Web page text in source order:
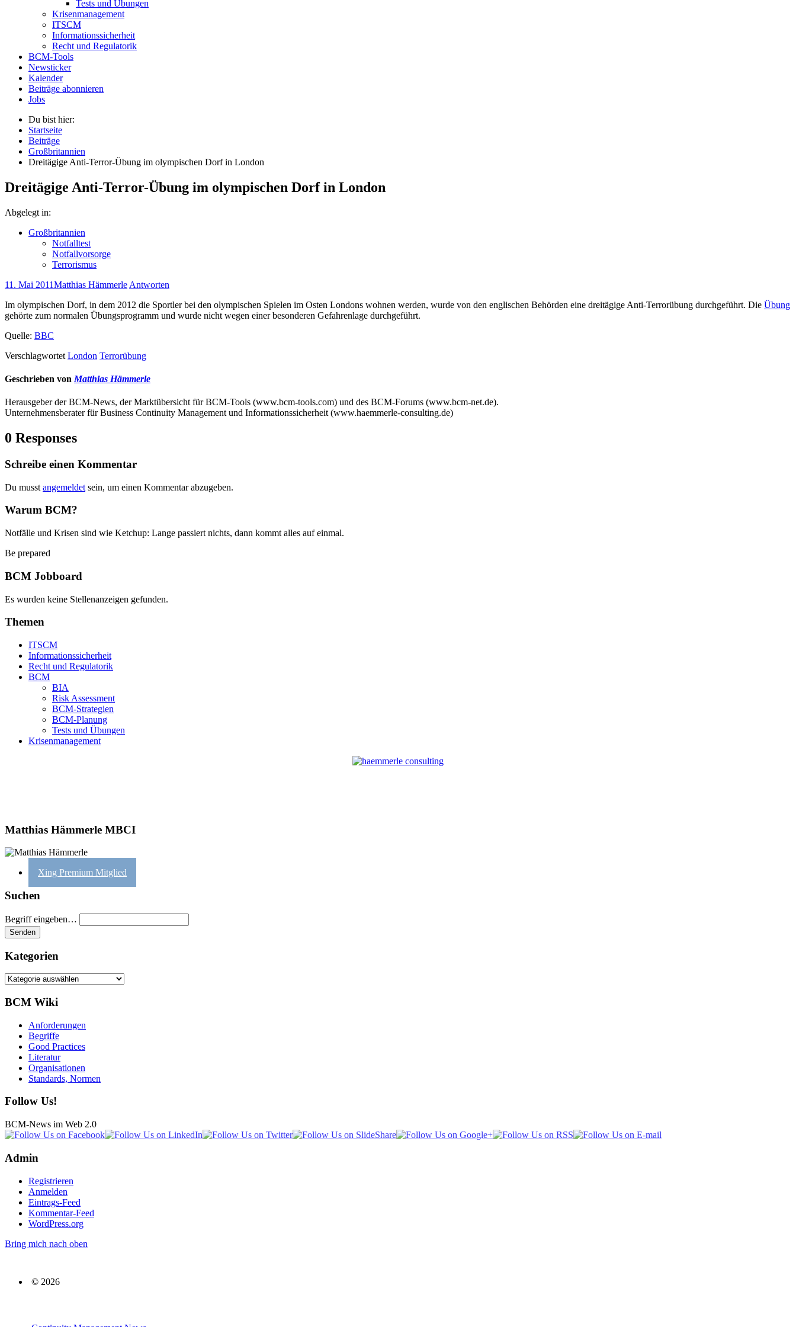
Tests und Übungen
Krisenmanagement
ITSCM
Informationssicherheit
Recht und Regulatorik
BCM-Tools
Newsticker
Kalender
Beiträge abonnieren
Jobs
Du bist hier:
Startseite
Beiträge
Großbritannien
Dreitägige Anti-Terror-Übung im olympischen Dorf in London
Dreitägige Anti-Terror-Übung im olympischen Dorf in London
Abgelegt in:
Großbritannien
Notfalltest
Notfallvorsorge
Terrorismus
11. Mai 2011Matthias Hämmerle Antworten
Im olympischen Dorf, in dem 2012 die Sportler bei den olympischen Spielen im Osten Londons wohnen werden, wurde von den englischen Behörden eine dreitägige Anti-Terrorübung durchgeführt. Die Übung
gehörte zum normalen Übungsprogramm und wurde nicht wegen einer besonderen Gefahrenlage durchgeführt.
Quelle: BBC
Verschlagwortet London Terrorübung
Geschrieben von Matthias Hämmerle
Herausgeber der BCM-News, der Marktübersicht für BCM-Tools (www.bcm-tools.com) und des BCM-Forums (www.bcm-net.de).
Unternehmensberater für Business Continuity Management und Informationssicherheit (www.haemmerle-consulting.de)
0 Responses
Schreibe einen Kommentar
Du musst angemeldet sein, um einen Kommentar abzugeben.
Warum BCM?
Notfälle und Krisen sind wie Ketchup: Lange passiert nichts, dann kommt alles auf einmal.
Be prepared
BCM Jobboard
Es wurden keine Stellenanzeigen gefunden.
Themen
ITSCM
Informationssicherheit
Recht und Regulatorik
BCM
BIA
Risk Assessment
BCM-Strategien
BCM-Planung
Tests und Übungen
Krisenmanagement
Matthias Hämmerle MBCI
Xing Premium Mitglied
Suchen
Begriff eingeben…
Kategorien
Kategorien
BCM Wiki
Anforderungen
Begriffe
Good Practices
Literatur
Organisationen
Standards, Normen
Follow Us!
BCM-News im Web 2.0
Admin
Registrieren
Anmelden
Eintrags-Feed
Kommentar-Feed
WordPress.org
Bring mich nach oben
© 2026